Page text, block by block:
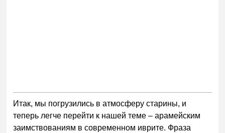
Итак, мы погрузились в атмосферу старины, и
теперь легче перейти к нашей теме – арамейским
заимствованиям в современном иврите. Фраза